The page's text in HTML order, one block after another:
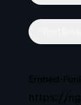
Embed-
https://